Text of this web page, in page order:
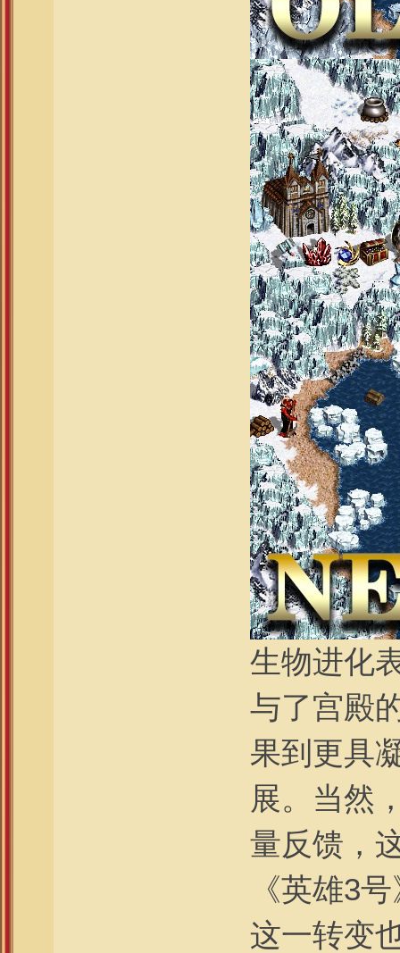
生物进化
与了宫殿
果到更具
展。当然
量反馈，
《英雄3
这一转变